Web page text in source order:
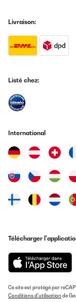
Usuario/a de amazon
Traduire
inversión un diez
Usuario/a de amazon
para tazas
Usuario/a de amazon
Traduire
Livraison:
Listé chez:
International
Télécharger
Ce site est protégé par
Conditions d'utilisation de